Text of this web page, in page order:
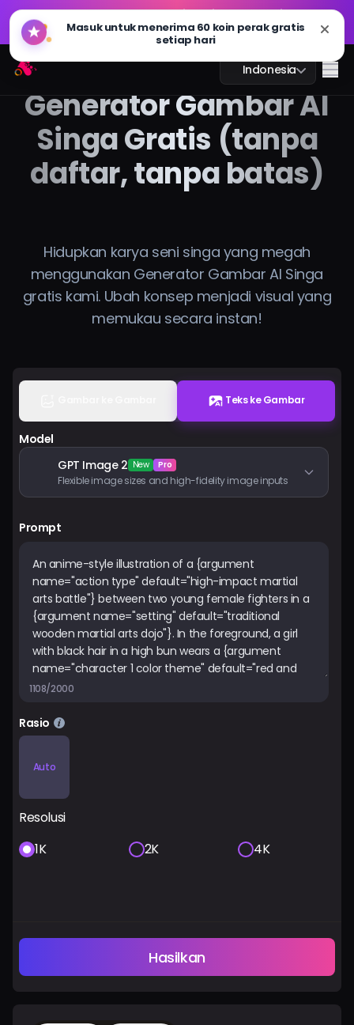
🔥GPT Image 2.0 sudah hadir: lebih cepat, lebih cerdas,
dan siap 4K. Coba sekarang
Arting AI Indonesia
Obrolan AI
Gambar AI
Video AI
Masuk
🔥GPT Image 2.0 sudah hadir: lebih cepat, lebih cerdas,
Generator Gambar AI
Singa Gratis (tanpa
daftar, tanpa batas)
Hidupkan karya seni singa yang megah
menggunakan Generator Gambar AI Singa
gratis kami. Ubah konsep menjadi visual yang
memukau secara instan!
Teks ke Gambar
Model
GPT Image 2 New Pro
Flexible image sizes and high-fidelity image inputs
Prompt
1108/2000
Rasio
Auto
Resolusi
1K
2K 4K
Hasilkan